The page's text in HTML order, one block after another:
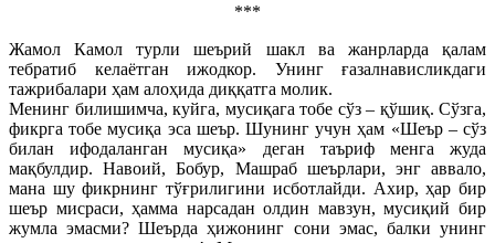
***
Жамол Камол турли шеърий шакл ва жанрларда қалам
тебратиб келаётган ижодкор. Унинг ғазалнависликдаги
тажрибалари ҳам алоҳида диққатга молик.
Менинг билишимча, куйга, мусиқага тобе сўз – қўшиқ. Сўзга,
фикрга тобе мусиқа эса шеър. Шунинг учун ҳам «Шеър – сўз
билан ифодаланган мусиқа» деган таъриф менга жуда
мақбулдир. Навоий, Бобур, Машраб шеърлари, энг аввало,
мана шу фикрнинг тўғрилигини исботлайди. Ахир, ҳар бир
шеър мисраси, ҳамма нарсадан олдин мавзун, мусиқий бир
жумла эмасми? Шеърда ҳижонинг сони эмас, балки унинг